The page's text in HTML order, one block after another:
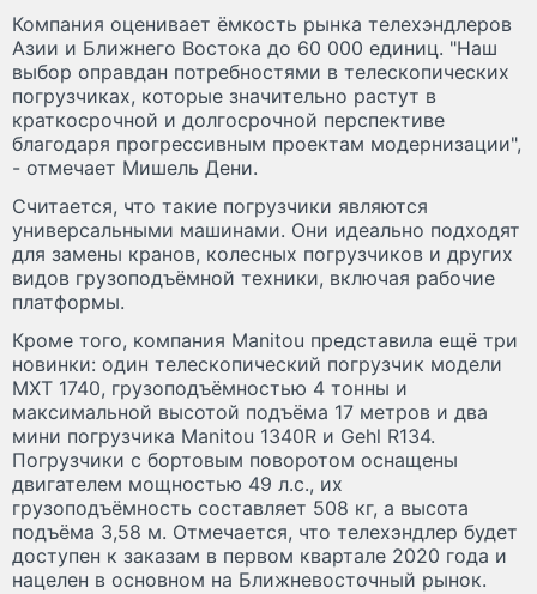
Компания оценивает ёмкость рынка телехэндлеров
Азии и Ближнего Востока до 60 000 единиц. "Наш
выбор оправдан потребностями в телескопических
погрузчиках, которые значительно растут в
краткосрочной и долгосрочной перспективе
благодаря прогрессивным проектам модернизации",
- отмечает Мишель Дени.
Считается, что такие погрузчики являются
универсальными машинами. Они идеально подходят
для замены кранов, колесных погрузчиков и других
видов грузоподъёмной техники, включая рабочие
платформы.
Кроме того, компания Manitou представила ещё три
новинки: один телескопический погрузчик модели
MXT 1740, грузоподъёмностью 4 тонны и
максимальной высотой подъёма 17 метров и два
мини погрузчика Manitou 1340R и Gehl R134.
Погрузчики с бортовым поворотом оснащены
двигателем мощностью 49 л.с., их
грузоподъёмность составляет 508 кг, а высота
подъёма 3,58 м. Отмечается, что телехэндлер будет
доступен к заказам в первом квартале 2020 года и
нацелен в основном на Ближневосточный рынок.